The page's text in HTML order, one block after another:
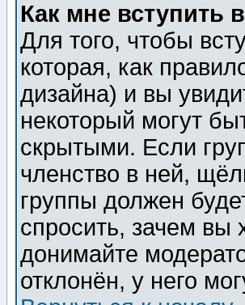
Как мне вступить
Для того, чтобы
которая, как
дизайна) и вы
некоторый могут
скрытыми. Если
членство в ней,
группы должен
спросить, зачем вы
донимайте
отклонён, у него